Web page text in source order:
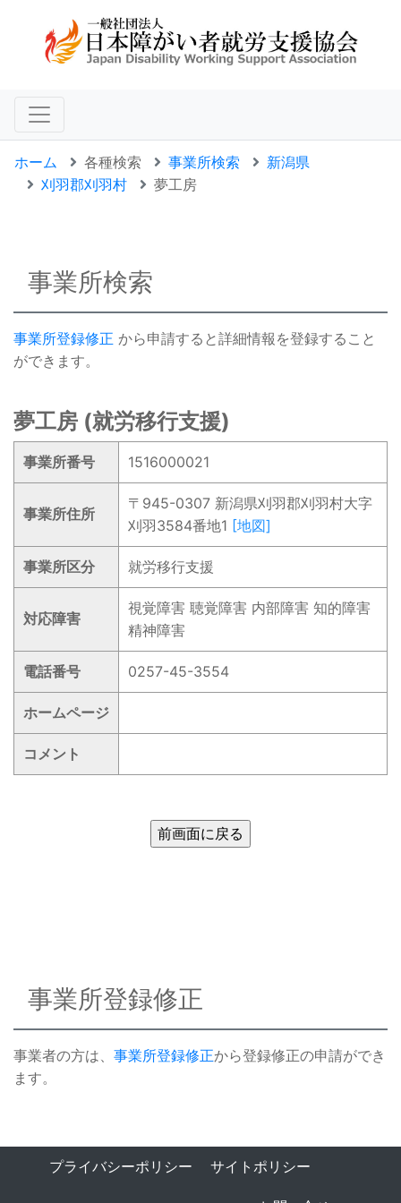
ホーム 各種検索 事業所検索
新潟県
刈羽郡刈羽村
夢工房
事業所検索
事業所登録修正 から申請すると詳細情報を登録すること
ができます。
夢工房 (就労移行支援)
事業所番号 1516000021
事業所住所
〒945-0307 新潟県刈羽郡刈羽村大字
刈羽3584番地1 [地図]
事業所区分 就労移行支援
対応障害
視覚障害 聴覚障害 内部障害 知的障害
精神障害
電話番号 0257-45-3554
ホームページ
コメント
事業所登録修正
事業者の方は、 事業所登録修正から登録修正の申請ができ
ます。
プライバシーポリシー サイトポリシー